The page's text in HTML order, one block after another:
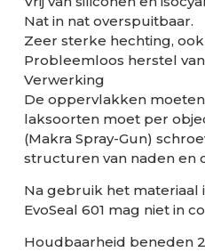
Nat in nat overspuitbaar.
Zeer sterke hechting,
Probleemloos herstel
Verwerking
De oppervlakken
laksoorten moet per
(Makra Spray-Gun)
structuren van naden en
Na gebruik het materiaal
EvoSeal 601 mag niet in
Houdbaarheid beneden